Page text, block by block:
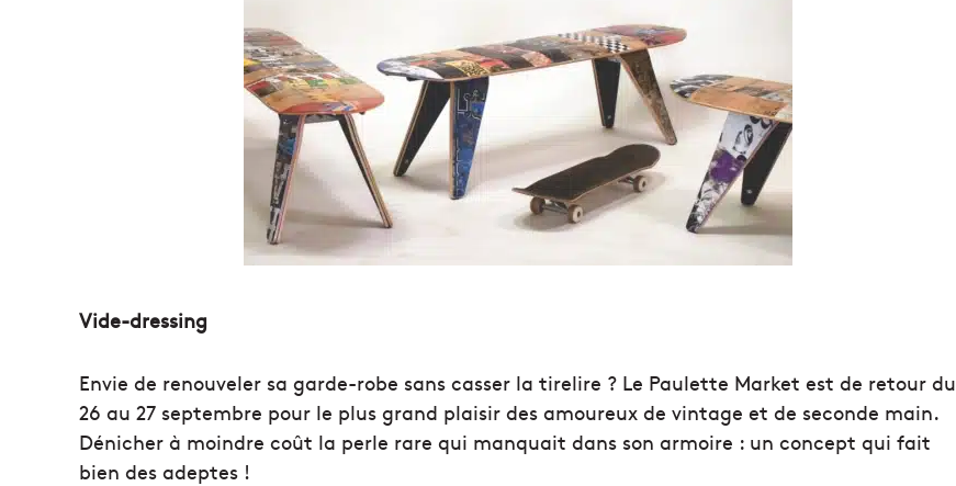
Vide-dressing
Envie de renouveler sa garde-robe sans casser la tirelire ? Le Paulette Market est de retour du
26 au 27 septembre pour le plus grand plaisir des amoureux de vintage et de seconde main.
Dénicher à moindre coût la perle rare qui manquait dans son armoire : un concept qui fait
bien des adeptes !